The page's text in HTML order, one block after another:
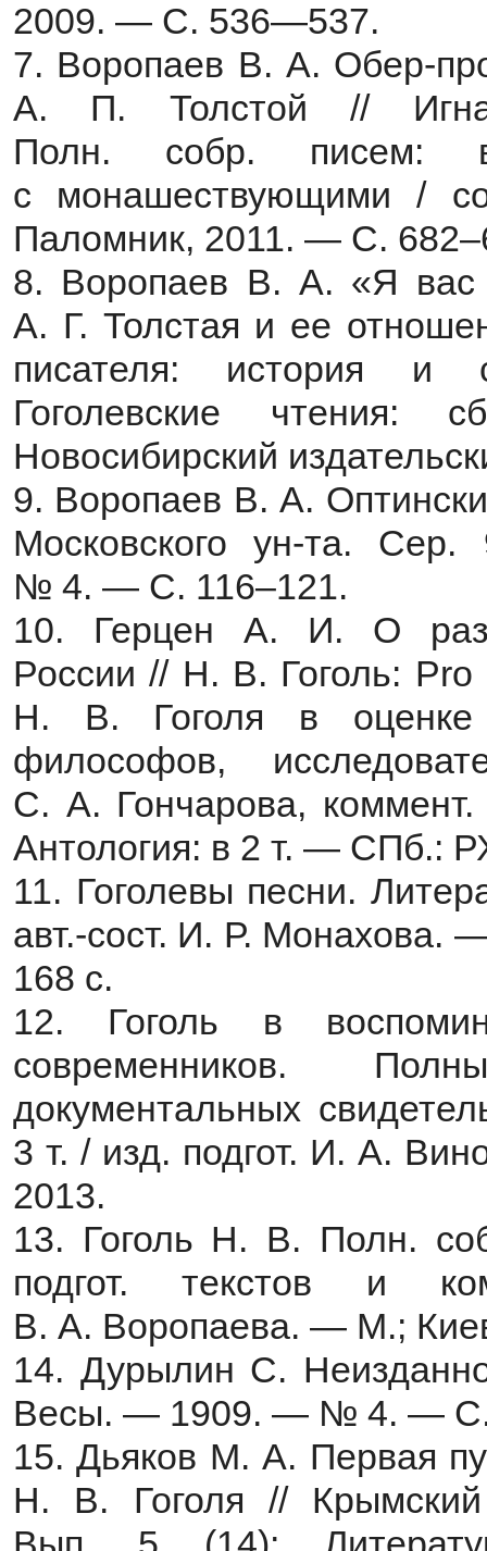
2009. — С. 536—537.
7. Воропаев В. А. Обер-
А. П. Толстой //
Полн. собр.
с монашествующими /
Паломник, 2011. — С.
8. Воропаев В. А. «Я вас
А. Г. Толстая и ее
писателя: история и
Гоголевские
Новосибирский
9. Воропаев В. А.
Московского ун-та.
№ 4. — С. 116–121.
10. Герцен А. И. О
России // Н. В. Гоголь: Pro
Н. В. Гоголя в оценке
философов,
С. А. Гончарова,
Антология: в 2 т. — СПб.:
11. Гоголевы песни.
авт.-сост. И. Р. Монахова.
168 с.
12. Гоголь в
современников.
документальных
3 т. / изд. подгот. И. А.
2013.
13. Гоголь Н. В. Полн.
подгот. текстов и
В. А. Воропаева. — М.;
14. Дурылин С.
Весы. — 1909. — № 4. — С.
15. Дьяков М. А. Первая
Н. В. Гоголя // Крымский